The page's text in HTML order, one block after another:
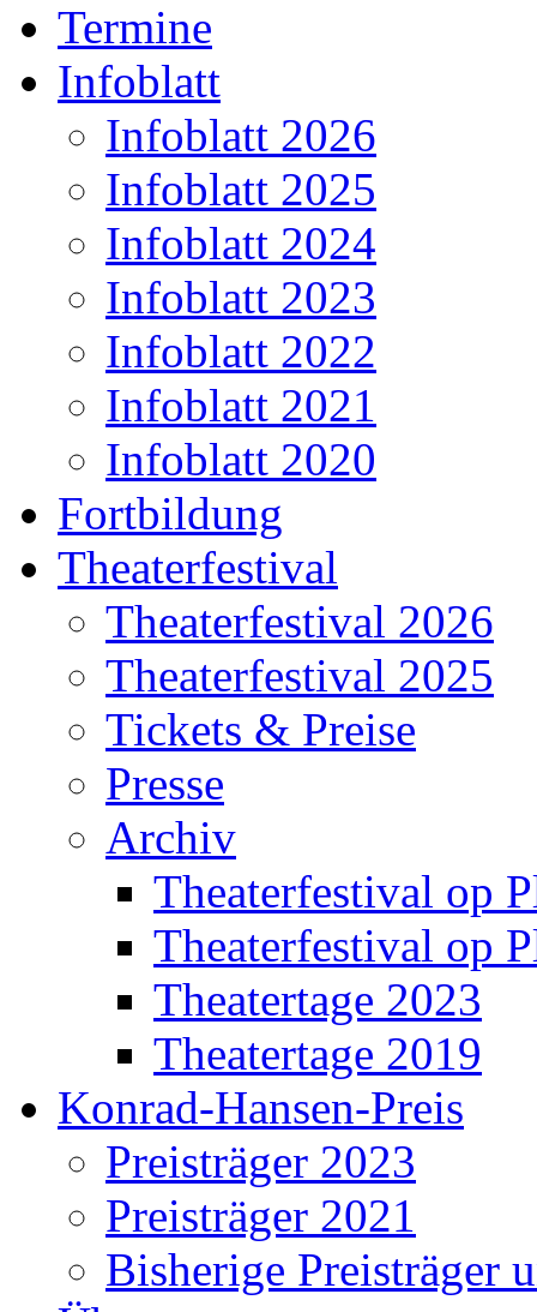
Termine
Infoblatt
Infoblatt 2026
Infoblatt 2025
Infoblatt 2024
Infoblatt 2023
Infoblatt 2022
Infoblatt 2021
Infoblatt 2020
Fortbildung
Theaterfestival
Theaterfestival 2026
Theaterfestival 2025
Tickets & Preise
Presse
Archiv
Theaterfestival op
Theaterfestival op
Theatertage 2023
Theatertage 2019
Konrad-Hansen-Preis
Preisträger 2023
Preisträger 2021
Bisherige Preisträger